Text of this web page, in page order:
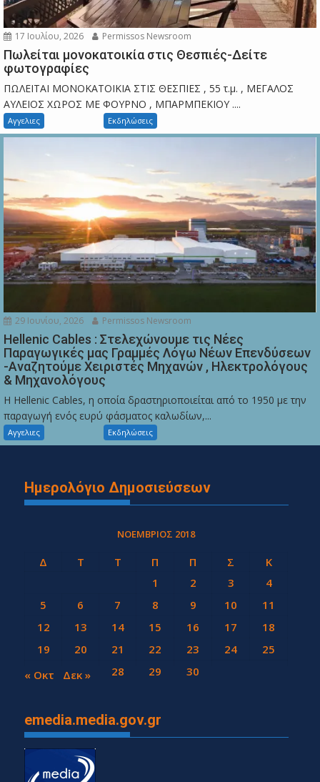
17 Ιουλίου, 2026 Permissos Newsroom
Πωλείται μονοκατοικία στις Θεσπιές-Δείτε
φωτογραφίες
ΠΩΛΕΙΤΑΙ ΜΟΝΟΚΑΤΟΙΚΙΑ ΣΤΙΣ ΘΕΣΠΙΕΣ , 55 τ.μ. , ΜΕΓΑΛΟΣ
ΑΥΛΕΙΟΣ ΧΩΡΟΣ ΜΕ ΦΟΥΡΝΟ , ΜΠΑΡΜΠΕΚΙΟΥ ....
Αγγελιες Εκδηλώσεις
29 Ιουνίου, 2026 Permissos Newsroom
Hellenic Cables : Στελεχώνουμε τις Νέες
Παραγωγικές μας Γραμμές Λόγω Νέων Επενδύσεων
-Αναζητούμε Χειριστές Μηχανών , Ηλεκτρολόγους
& Μηχανολόγους
Η Hellenic Cables, η οποία δραστηριοποιείται από το 1950 με την
παραγωγή ενός ευρύ φάσματος καλωδίων,...
Αγγελιες Εκδηλώσεις
Ημερολόγιο Δημοσιεύσεων
ΝΟΈΜΒΡΙΟΣ 2018
Δ Τ Τ Π Π Σ
Κ
1
2 3
4
5
6 7 8 9 10
11
12
13 14 15 16 17
18
19
20 21 22 23 24
25
26
27 28 29 30
« Οκτ Δεκ »
emedia.media.gov.gr